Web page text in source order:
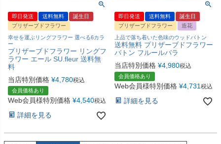
即日発送 送料無料
誕生日
プリザーブドフラワー
幸せを運ぶリングフラワー 選べる6カラ
ー
プリザーブドフラワー リングフ
ラワー エール SU.fleur 送料無
料
当店特別価格 ¥4,780税込
会員価格あり
Web会員様特別価格 ¥4,540税込
詳細を見る
即日発送 送料無料
誕生日
プリザーブドフラワー
造花
上品で落ち着いた色味のウッドバトン
送料無料 プリザーブドフラワー
バトン フルールバラ
当店特別価格 ¥4,980税込
会員価格あり
Web会員様特別価格 ¥4,731 税込
詳細を見る